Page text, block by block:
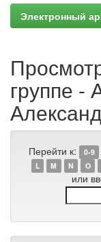
Электронный
группе -
Перейти к: 0-9
L
M N O
или